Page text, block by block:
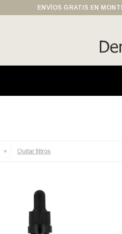
ENVÍOS GRATIS EN
Quitar filtros